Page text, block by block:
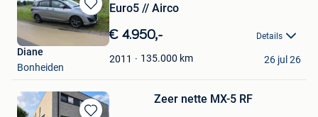
Bewaren
in
Favorieten
Euro5 // Airco
€ 4.950,- Details
2011 135.000 km
Diane
Bonheiden
26 jul 26
Zeer nette MX-5 RF